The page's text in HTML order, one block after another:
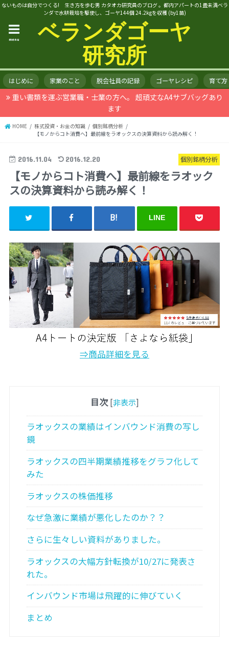
ないものは自分でつくる! 生き方を歩む男 カタオカ研究員のブログ 。都内アパートの1畳未満ベラ
ンダで水耕栽培を駆使し、ゴーヤ144個 24.2kgを収穫 (by1苗)
ベランダゴーヤ
研究所
menu
はじめに 家業のこと 脱会社員の記録 ゴーヤレシピ 育て方
重い書類を運ぶ営業職・士業の方へ。 超頑丈なA4サブバッグあり
ます
HOME 株式投資・お金の知識
個別銘柄分析
【モノからコト消費へ】最前線をラオックスの決算資料から読み解く！
個別銘柄分析
2016.11.04 2016.12.20
【モノからコト消費へ】最前線をラオック
スの決算資料から読み解く！
LINE
⇒商品詳細を見る
目次 [非表示]
ラオックスの業績はインバウンド消費の写し
鏡
ラオックスの四半期業績推移をグラフ化して
みた
ラオックスの株価推移
なぜ急激に業績が悪化したのか？？
さらに生々しい資料がありました。
ラオックスの大幅方針転換が10/27に発表さ
れた。
インバウンド市場は飛躍的に伸びていく
まとめ